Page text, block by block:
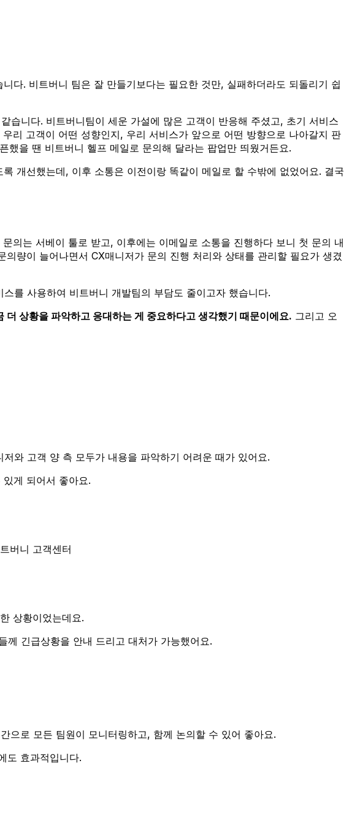
다. 비트버니 팀은 잘 만들기보다는 필요한 것만, 실패하더라도 되돌리기 쉽
습니다. 비트버니팀이 세운 가설에 많은 고객이 반응해 주셨고, 초기 서비스
리 고객이 어떤 성향인지, 우리 서비스가 앞으로 어떤 방향으로 나아갈지 판
했을 땐 비트버니 헬프 메일로 문의해 달라는 팝업만 띄웠거든요.
개선했는데, 이후 소통은 이전이랑 똑같이 메일로 할 수밖에 없었어요. 결국
의는 서베이 툴로 받고, 이후에는 이메일로 소통을 진행하다 보니 첫 문의 내
량이 늘어나면서 CX매니저가 문의 진행 처리와 상태를 관리할 필요가 생겼
를 사용하여 비트버니 개발팀의 부담도 줄이고자 했습니다.
더 상황을 파악하고 응대하는 게 중요하다고 생각했기 때문이에요. 그리고 오
와 고객 양 측 모두가 내용을 파악하기 어려운 때가 있어요.
게 되어서 좋아요.
버니 고객센터
상황이었는데요.
께 긴급상황을 안내 드리고 대처가 가능했어요.
으로 모든 팀원이 모니터링하고, 함께 논의할 수 있어 좋아요.
도 효과적입니다.